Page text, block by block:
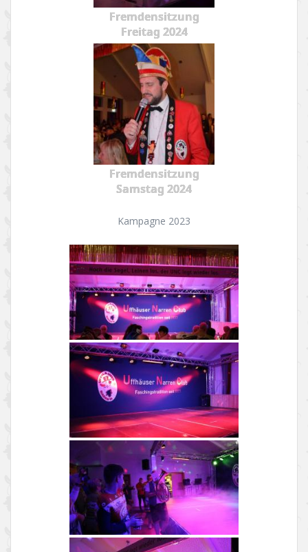
Fremdensitzung
Freitag 2024
Fremdensitzung
Samstag 2024
Kampagne 2023